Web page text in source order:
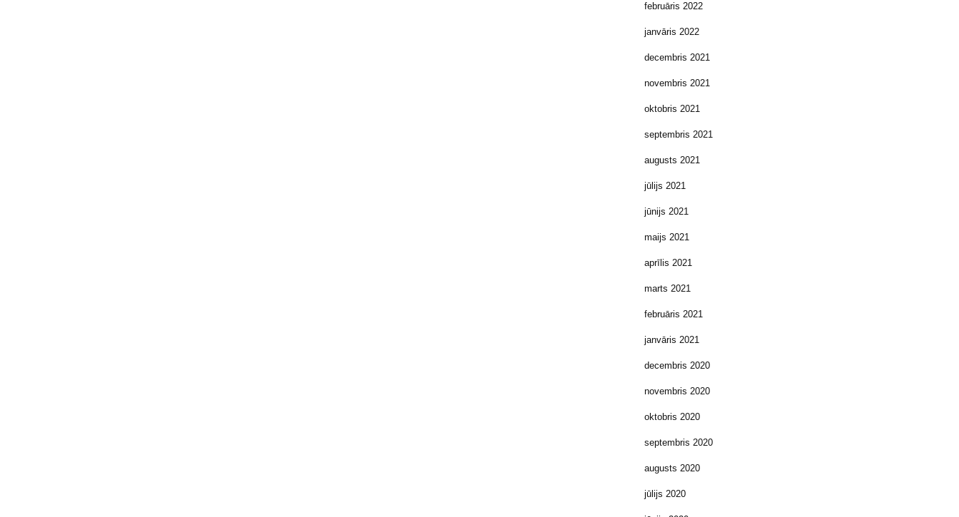
februāris 2022
janvāris 2022
decembris 2021
novembris 2021
oktobris 2021
septembris 2021
augusts 2021
jūlijs 2021
jūnijs 2021
maijs 2021
aprīlis 2021
marts 2021
februāris 2021
janvāris 2021
decembris 2020
novembris 2020
oktobris 2020
septembris 2020
augusts 2020
jūlijs 2020